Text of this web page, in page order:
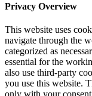
Privacy Overview
This website uses
navigate through the
categorized as
essential for the
also use third-party
you use this website.